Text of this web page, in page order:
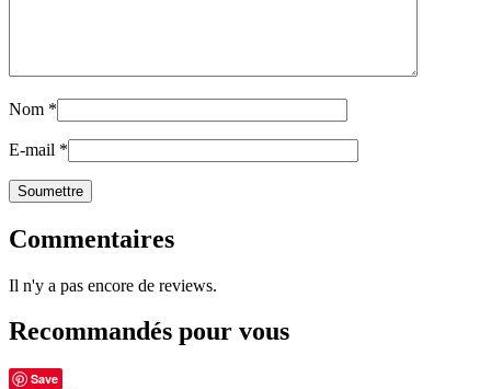
Nom *
E-mail *
Commentaires
Il n'y a pas encore de reviews.
Recommandés pour vous
Save